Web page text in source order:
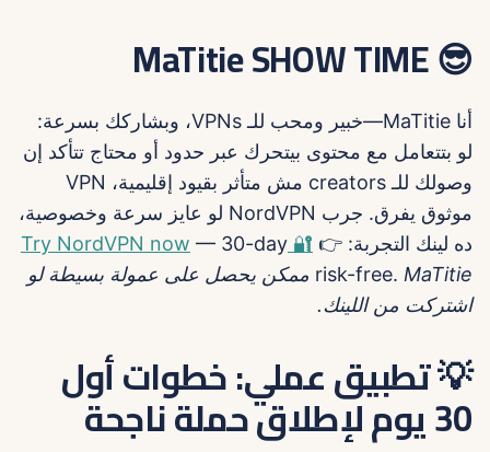
😎 MaTitie SHOW TIME
أنا MaTitie—خبير ومحب للـ VPNs، وبشاركك بسرعة:
لو بتتعامل مع محتوى بيتحرك عبر حدود أو محتاج تتأكد إن
وصولك للـ creators مش متأثر بقيود إقليمية، VPN
موثوق يفرق. جرب NordVPN لو عايز سرعة وخصوصية،
ده لينك التجربة: 👉 🔐 Try NordVPN now
— 30-day
risk-free. MaTitie ممكن يحصل على عمولة بسيطة لو
اشتركت من اللينك.
💡 تطبيق عملي: خطوات أول
30 يوم لإطلاق حملة ناجحة